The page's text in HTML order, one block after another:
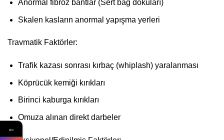
Anormal fibröz bantlar (Sert bağ dokuları)
Skalen kasların anormal yapışma yerleri
Travmatik Faktörler:
Trafik kazası sonrası kırbaç (whiplash) yaralanması
Köprücük kemiği kırıkları
Birinci kaburga kırıkları
Omuza alınan direkt darbeler
←